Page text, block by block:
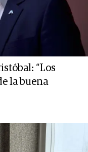
“Los
la buena